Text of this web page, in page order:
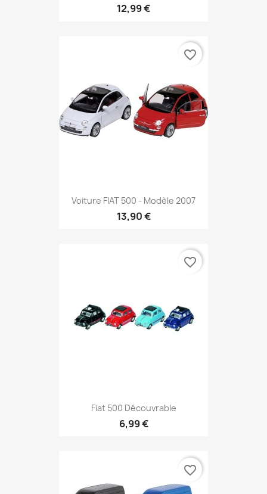
12,99 €
Voiture FIAT 500 - Modèle 2007
13,90 €
favorite_border
Fiat 500 Découvrable
6,99 €
favorite_border
favorite_border